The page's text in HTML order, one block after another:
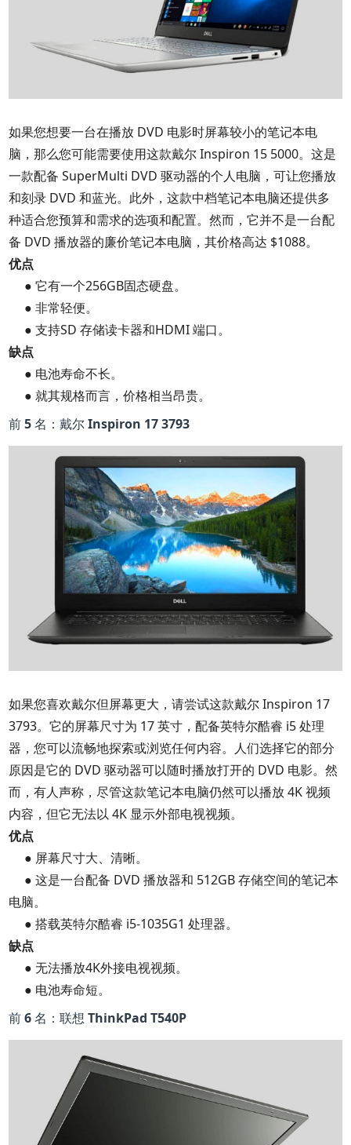
如果您想要一台在播放 DVD 电影时屏幕较小的笔记本电
脑，那么您可能需要使用这款戴尔 Inspiron 15 5000。这是
一款配备 SuperMulti DVD 驱动器的个人电脑，可让您播放
和刻录 DVD 和蓝光。此外，这款中档笔记本电脑还提供多
种适合您预算和需求的选项和配置。然而，它并不是一台配
备 DVD 播放器的廉价笔记本电脑，其价格高达 $1088。
优点
● 它有一个256GB固态硬盘。
● 非常轻便。
● 支持SD 存储读卡器和HDMI 端口。
缺点
● 电池寿命不长。
● 就其规格而言，价格相当昂贵。
前 5 名：戴尔 Inspiron 17 3793
如果您喜欢戴尔但屏幕更大，请尝试这款戴尔 Inspiron 17
3793。它的屏幕尺寸为 17 英寸，配备英特尔酷睿 i5 处理
器，您可以流畅地探索或浏览任何内容。人们选择它的部分
原因是它的 DVD 驱动器可以随时播放打开的 DVD 电影。然
而，有人声称，尽管这款笔记本电脑仍然可以播放 4K 视频
内容，但它无法以 4K 显示外部电视视频。
优点
● 屏幕尺寸大、清晰。
● 这是一台配备 DVD 播放器和 512GB 存储空间的笔记本
电脑。
● 搭载英特尔酷睿 i5-1035G1 处理器。
缺点
● 无法播放4K外接电视视频。
● 电池寿命短。
前 6 名：联想 ThinkPad T540P